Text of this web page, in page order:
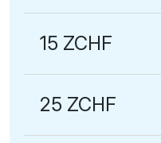
15 ZCHF
25 ZCHF